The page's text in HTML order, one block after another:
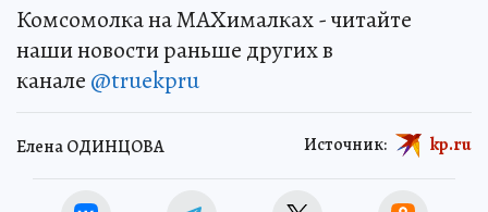
Комсомолка на MAXималках - читайте
наши новости раньше других в
канале @truekpru
Елена ОДИНЦОВА Источник: kp.ru